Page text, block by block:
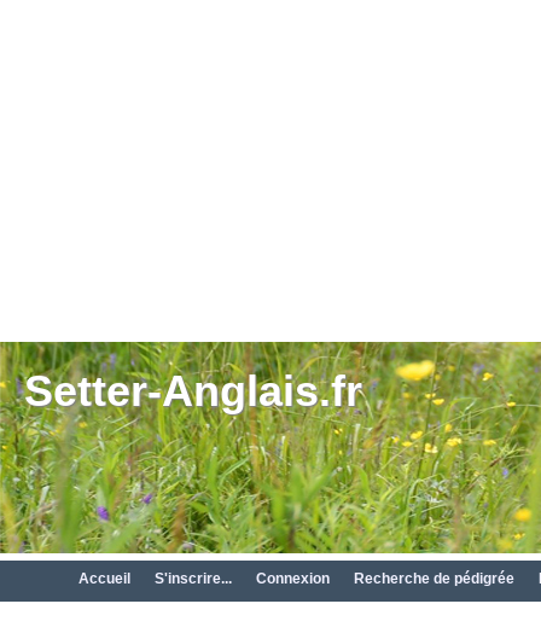
Setter-Anglais.fr
Accueil S'inscrire... Connexion Recherche de pédigrée